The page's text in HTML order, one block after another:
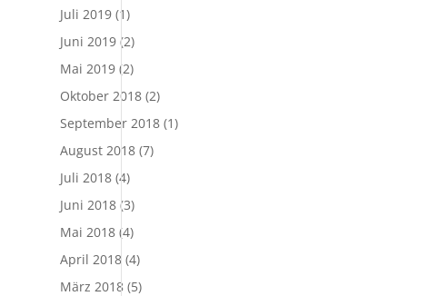
Juli 2019 (1)
Juni 2019 (2)
Mai 2019 (2)
Oktober 2018 (2)
September 2018 (1)
August 2018 (7)
Juli 2018 (4)
Juni 2018 (3)
Mai 2018 (4)
April 2018 (4)
März 2018 (5)